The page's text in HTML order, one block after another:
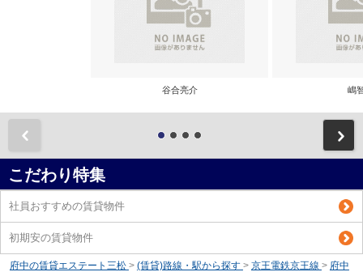
谷合亮介 嶋
こだわり特集
社員おすすめの賃貸物件
初期安の賃貸物件
府中の賃貸エステート三松 > (賃貸)路線・駅から探す > 京王電鉄京王線 > 府中